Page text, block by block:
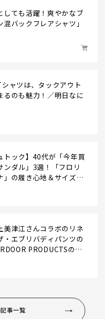
しても活躍！爽やかなブ
バックフレアシャツ」
ャツは、タックアウト
るのも魅力！／明日なに
トック】40代が「今年買
ンダル」3選！「フロリ
」の履き心地＆サイズ選
人隊・2026】
美津江さんコラボのリネ
・エブリバディパンツの
PRODUCTSの別
れにお役立ち！【LEE
事一覧